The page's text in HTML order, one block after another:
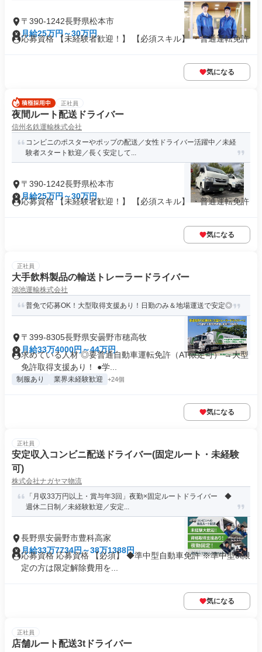
〒390-1242長野県松本市
月給25万円～30万円
応募資格 【未経験者歓迎！】 【必須スキル】 ・普通運転免許
気になる
正社員
夜間ルート配送ドライバー
信州名鉄運輸株式会社
コンビニのポスターやポップの配送／女性ドライバー活躍中／未経
験者スタート歓迎／長く安定して...
〒390-1242長野県松本市
月給25万円～30万円
応募資格 【未経験者歓迎！】 【必須スキル】 ・普通運転免許
気になる
正社員
大手飲料製品の輸送トレーラードライバー
鴻池運輸株式会社
普免で応募OK！大型取得支援あり！日勤のみ＆地場運送で安定◎
〒399-8305長野県安曇野市穂高牧
月給33万4000円～44万円
求めている人材 ◎要普通自動車運転免許（AT限定可） →大型
免許取得支援あり！ ●学...
制服あり 業界未経験歓迎 +24個
気になる
正社員
安定収入コンビニ配送ドライバー(固定ルート・未経験
可)
株式会社ナガヤマ物流
「月収33万円以上・賞与年3回」夜勤×固定ルートドライバー ◆
週休二日制／未経験歓迎／安定...
長野県安曇野市豊科高家
月給33万7734円～38万1388円
応募資格 応募資格 【必須】 ◆準中型自動車免許 ※準中型5t限
定の方は限定解除費用を...
気になる
正社員
店舗ルート配送3tドライバー